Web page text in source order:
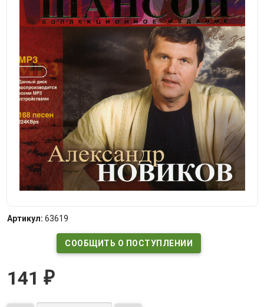
Артикул: 63619
СООБЩИТЬ О ПОСТУПЛЕНИИ
141 ₽